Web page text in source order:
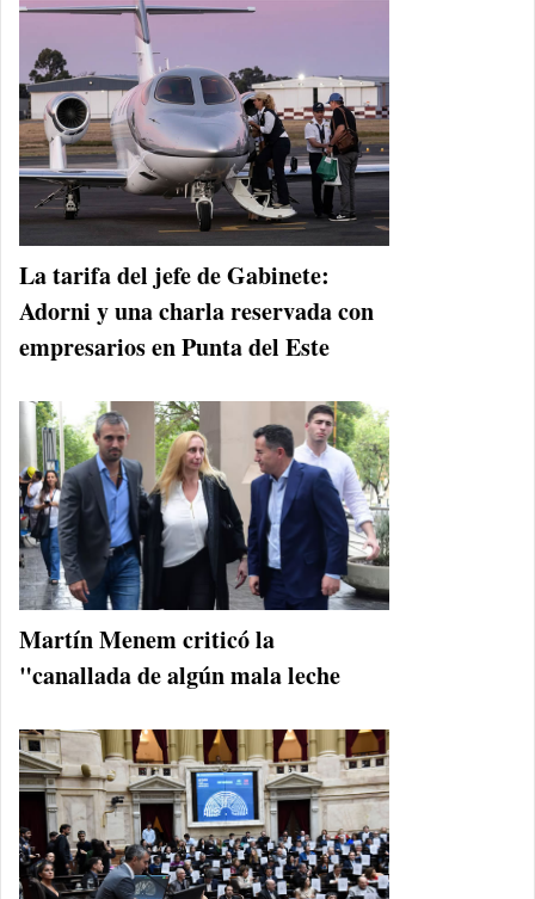
La tarifa del jefe de Gabinete:
Adorni y una charla reservada con
empresarios en Punta del Este
Martín Menem criticó la
"canallada de algún mala leche